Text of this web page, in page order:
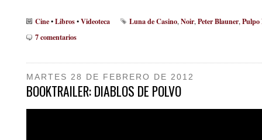
Cine•Libros•Videoteca Luna de Casino, Noir, Peter Blauner, Pulpo
7 comentarios
MARTES 28 DE FEBRERO DE 2012
BOOKTRAILER: DIABLOS DE POLVO